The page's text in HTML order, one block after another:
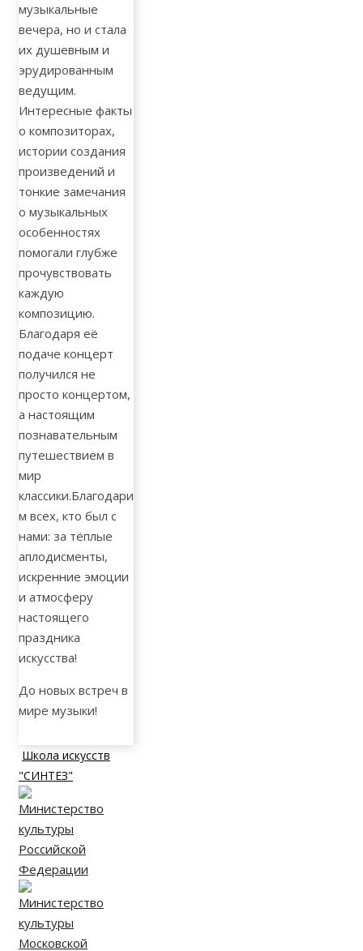
музыкальные
вечера, но и стала
их душевным и
эрудированным
ведущим.
Интересные факты
о композиторах,
истории создания
произведений и
тонкие замечания
о музыкальных
особенностях
помогали глубже
прочувствовать
каждую
композицию.
Благодаря её
подаче концерт
получился не
просто концертом,
а настоящим
познавательным
путешествием в
мир
классики.Благодари
м всех, кто был с
нами: за тёплые
аплодисменты,
искренние эмоции
и атмосферу
настоящего
праздника
искусства!
До новых встреч в
мире музыки!
Школа искусств
"СИНТЕЗ"